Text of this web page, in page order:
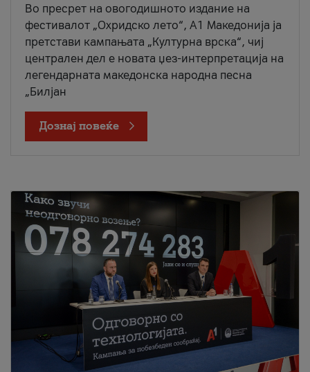
Во пресрет на овогодишното издание на
фестивалот „Охридско лето“, А1 Македонија ја
претстави кампањата „Културна врска“, чиј
централен дел е новата џез-интерпретација на
легендарната македонска народна песна
„Билјан
Дознај повеќе